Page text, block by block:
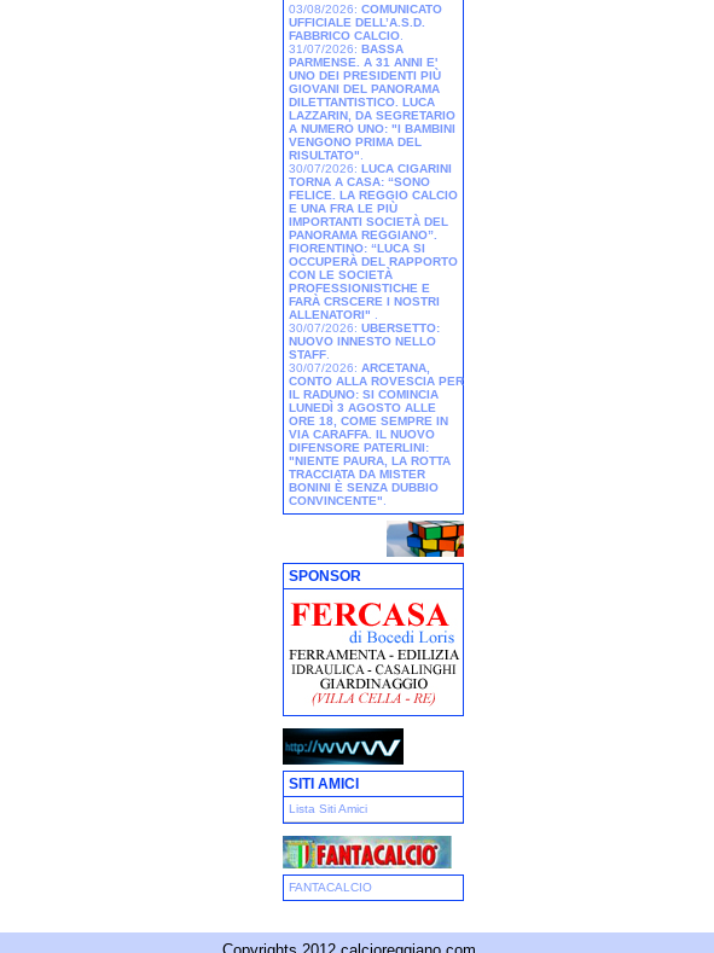
03/08/2026: COMUNICATO
UFFICIALE DELL’A.S.D.
FABBRICO CALCIO
31/07/2026: BASSA
PARMENSE. A 31 ANNI E'
UNO DEI PRESIDENTI PIÙ
GIOVANI DEL PANORAMA
DILETTANTISTICO. LUCA
LAZZARIN, DA SEGRETARIO
A NUMERO UNO: "I BAMBINI
VENGONO PRIMA DEL
RISULTATO"
30/07/2026: LUCA CIGARINI
TORNA A CASA: “SONO
FELICE. LA REGGIO CALCIO
E UNA FRA LE PIÙ
IMPORTANTI SOCIETÀ DEL
PANORAMA REGGIANO”.
FIORENTINO: “LUCA SI
OCCUPERÀ DEL RAPPORTO
CON LE SOCIETÀ
PROFESSIONISTICHE E
FARÀ CRSCERE I NOSTRI
ALLENATORI"
30/07/2026: UBERSETTO:
NUOVO INNESTO NELLO
STAFF
30/07/2026: ARCETANA,
CONTO ALLA ROVESCIA PER
IL RADUNO: SI COMINCIA
LUNEDÌ 3 AGOSTO ALLE
ORE 18, COME SEMPRE IN
VIA CARAFFA. IL NUOVO
DIFENSORE PATERLINI:
"NIENTE PAURA, LA ROTTA
TRACCIATA DA MISTER
BONINI È SENZA DUBBIO
CONVINCENTE"
SPONSOR
SITI AMICI
Lista Siti Amici
FANTACALCIO